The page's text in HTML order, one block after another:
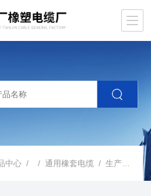
中心 / /通用橡套电缆 / 生产基地通用橡套软电缆价格YCW4*4橡胶软电缆